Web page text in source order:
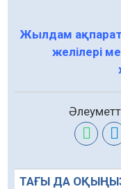
Жылдам ақпарат
желілері
ТАҒЫ ДА